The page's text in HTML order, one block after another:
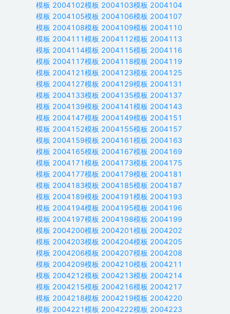
模板 2004102模板 2004103模板 2004104
模板 2004105模板 2004106模板 2004107
模板 2004108模板 2004109模板 2004110
模板 2004111模板 2004112模板 2004113
模板 2004114模板 2004115模板 2004116
模板 2004117模板 2004118模板 2004119
模板 2004121模板 2004123模板 2004125
模板 2004127模板 2004129模板 2004131
模板 2004133模板 2004135模板 2004137
模板 2004139模板 2004141模板 2004143
模板 2004147模板 2004149模板 2004151
模板 2004152模板 2004155模板 2004157
模板 2004159模板 2004161模板 2004163
模板 2004165模板 2004167模板 2004169
模板 2004171模板 2004173模板 2004175
模板 2004177模板 2004179模板 2004181
模板 2004183模板 2004185模板 2004187
模板 2004189模板 2004191模板 2004193
模板 2004194模板 2004195模板 2004196
模板 2004197模板 2004198模板 2004199
模板 2004200模板 2004201模板 2004202
模板 2004203模板 2004204模板 2004205
模板 2004206模板 2004207模板 2004208
模板 2004209模板 2004210模板 2004211
模板 2004212模板 2004213模板 2004214
模板 2004215模板 2004216模板 2004217
模板 2004218模板 2004219模板 2004220
模板 2004221模板 2004222模板 2004223